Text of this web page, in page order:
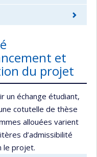
et
du projet
un échange étudiant,
cotutelle de thèse
allouées varient
d’admissibilité
le projet.